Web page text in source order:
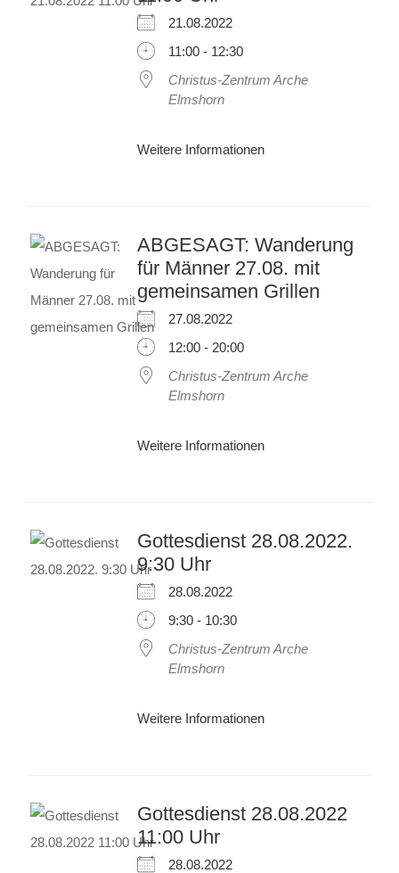
21.08.2022
11:00 - 12:30
Christus-Zentrum Arche
Elmshorn
Weitere Informationen
ABGESAGT: Wanderung
für Männer 27.08. mit
gemeinsamen Grillen
27.08.2022
12:00 - 20:00
Christus-Zentrum Arche
Elmshorn
Weitere Informationen
Gottesdienst 28.08.2022.
9:30 Uhr
28.08.2022
9:30 - 10:30
Christus-Zentrum Arche
Elmshorn
Weitere Informationen
Gottesdienst 28.08.2022
11:00 Uhr
28.08.2022